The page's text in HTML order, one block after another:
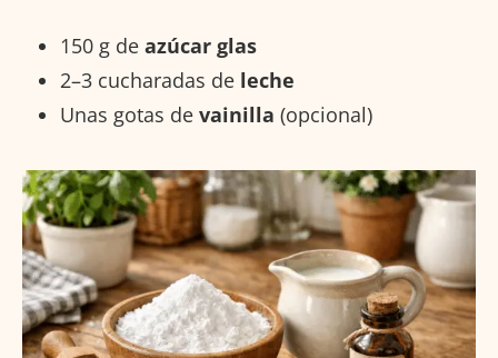
150 g de azúcar glas
2–3 cucharadas de leche
Unas gotas de vainilla (opcional)